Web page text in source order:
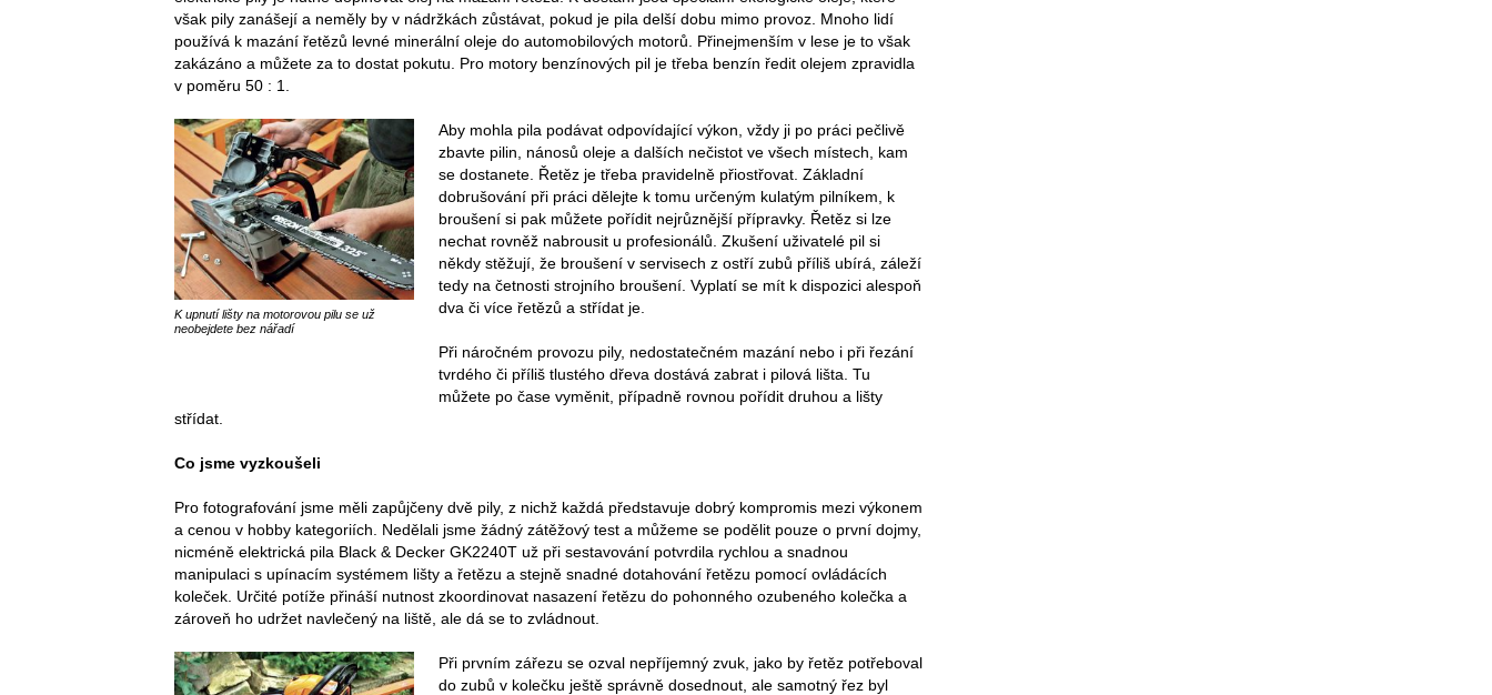
však pily zanášejí a neměly by v nádržkách zůstávat, pokud je pila delší dobu mimo provoz. Mnoho lidí
používá k mazání řetězů levné minerální oleje do automobilových motorů. Přinejmenším v lese je to však
zakázáno a můžete za to dostat pokutu. Pro motory benzínových pil je třeba benzín ředit olejem zpravidla
v poměru 50 : 1.
K upnutí lišty na motorovou pilu se už
neobejdete bez nářadí
Aby mohla pila podávat odpovídající výkon, vždy ji po práci pečlivě
zbavte pilin, nánosů oleje a dalších nečistot ve všech místech, kam
se dostanete. Řetěz je třeba pravidelně přiostřovat. Základní
dobrušování při práci dělejte k tomu určeným kulatým pilníkem, k
broušení si pak můžete pořídit nejrůznější přípravky. Řetěz si lze
nechat rovněž nabrousit u profesionálů. Zkušení uživatelé pil si
někdy stěžují, že broušení v servisech z ostří zubů příliš ubírá, záleží
tedy na četnosti strojního broušení. Vyplatí se mít k dispozici alespoň
dva či více řetězů a střídat je.
Při náročném provozu pily, nedostatečném mazání nebo i při řezání
tvrdého či příliš tlustého dřeva dostává zabrat i pilová lišta. Tu
můžete po čase vyměnit, případně rovnou pořídit druhou a lišty
střídat.
Co jsme vyzkoušeli
Pro fotografování jsme měli zapůjčeny dvě pily, z nichž každá představuje dobrý kompromis mezi výkonem
a cenou v hobby kategoriích. Nedělali jsme žádný zátěžový test a můžeme se podělit pouze o první dojmy,
nicméně elektrická pila Black & Decker GK2240T už při sestavování potvrdila rychlou a snadnou
manipulaci s upínacím systémem lišty a řetězu a stejně snadné dotahování řetězu pomocí ovládácích
koleček. Určité potíže přináší nutnost zkoordinovat nasazení řetězu do pohonného ozubeného kolečka a
zároveň ho udržet navlečený na liště, ale dá se to zvládnout.
Při prvním zářezu se ozval nepříjemný zvuk, jako by řetěz potřeboval
do zubů v kolečku ještě správně dosednout, ale samotný řez byl